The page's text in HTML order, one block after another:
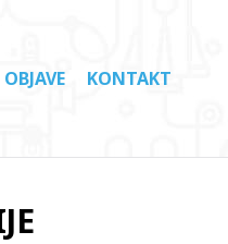
OBJAVE KONTAKT